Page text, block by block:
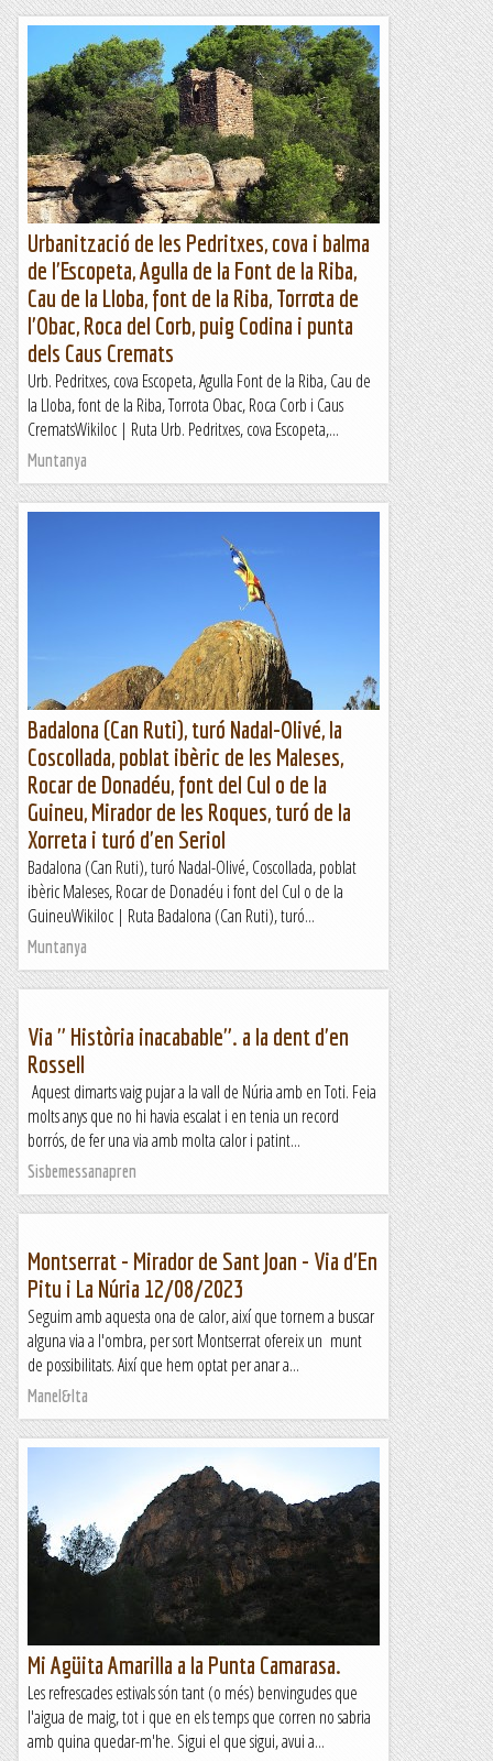
Urbanització de les Pedritxes, cova i balma
de l'Escopeta, Agulla de la Font de la Riba,
Cau de la Lloba, font de la Riba, Torrota de
l'Obac, Roca del Corb, puig Codina i punta
dels Caus Cremats
Urb. Pedritxes, cova Escopeta, Agulla Font de la Riba, Cau de
la Lloba, font de la Riba, Torrota Obac, Roca Corb i Caus
CrematsWikiloc | Ruta Urb. Pedritxes, cova Escopeta,...
Muntanya
Badalona (Can Ruti), turó Nadal-Olivé, la
Coscollada, poblat ibèric de les Maleses,
Rocar de Donadéu, font del Cul o de la
Guineu, Mirador de les Roques, turó de la
Xorreta i turó d'en Seriol
Badalona (Can Ruti), turó Nadal-Olivé, Coscollada, poblat
ibèric Maleses, Rocar de Donadéu i font del Cul o de la
GuineuWikiloc | Ruta Badalona (Can Ruti), turó...
Muntanya
Via " Història inacabable". a la dent d'en
Rossell
Aquest dimarts vaig pujar a la vall de Núria amb en Toti. Feia
molts anys que no hi havia escalat i en tenia un record
borrós, de fer una via amb molta calor i patint...
Sisbemessanapren
Montserrat - Mirador de Sant Joan - Via d'En
Pitu i La Núria 12/08/2023
Seguim amb aquesta ona de calor, així que tornem a buscar
alguna via a l'ombra, per sort Montserrat ofereix un munt
de possibilitats. Així que hem optat per anar a...
Manel&Ita
Mi Agüita Amarilla a la Punta Camarasa.
Les refrescades estivals són tant (o més) benvingudes que
l'aigua de maig, tot i que en els temps que corren no sabria
amb quina quedar-m'he. Sigui el que sigui, avui a...